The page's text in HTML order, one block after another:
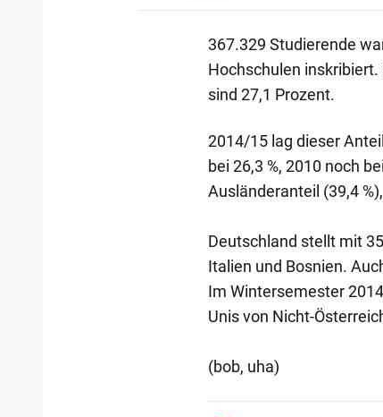
367.329 Studierende
Hochschulen
sind 27,1 Prozent.
2014/15 lag dieser
bei 26,3 %, 2010 noch
Ausländeranteil (39,4
Deutschland stellt mit
Italien und Bosnien.
Im Wintersemester
Unis von Nicht-
(bob, uha)